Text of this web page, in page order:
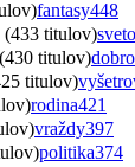
fantasy448
(433 titulov)
titulov)
titulov)
rodina421
vraždy397
politika374